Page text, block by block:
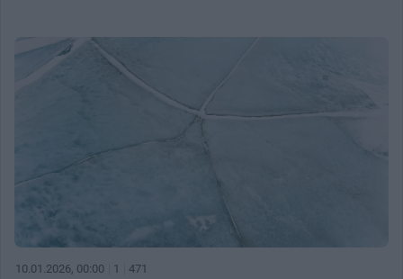
10.01.2026, 00:00 1 471